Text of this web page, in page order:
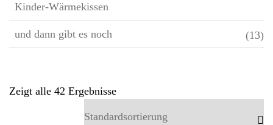
Kinder-Wärmekissen
und dann gibt es noch (13)
Zeigt alle 42 Ergebnisse